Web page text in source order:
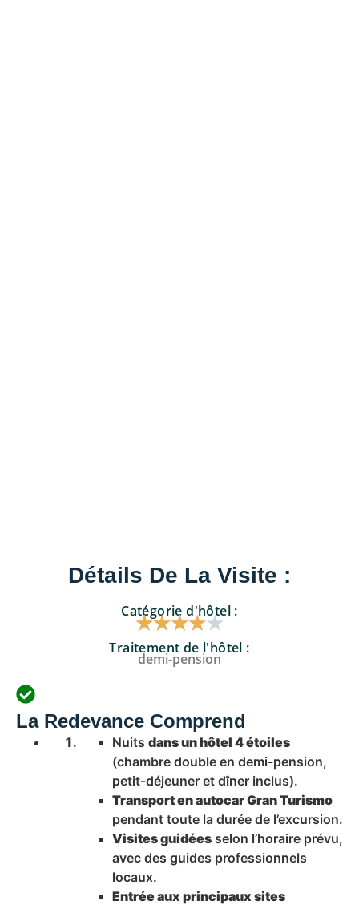
Détails De La Visite :
Catégorie d'hôtel :
★★★★★
Traitement de l'hôtel :
demi-pension
La Redevance Comprend
Nuits dans un hôtel 4 étoiles
(chambre double en demi-pension,
petit-déjeuner et dîner inclus).
Transport en autocar Gran Turismo
pendant toute la durée de l’excursion.
Visites guidées selon l’horaire prévu,
avec des guides professionnels
locaux.
Entrée aux principaux sites